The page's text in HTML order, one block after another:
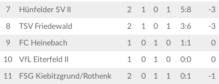
7 Hünfelder SV II 2 1 0 1 5:8 -3
8 TSV Friedewald 2 1 0 1 3:6 -3
9 FC Heinebach 1 0 1 0 1:1 0
10 VfL Eiterfeld II 1 0 1 0 0:0 0
11 FSG Kiebitzgrund/Rothenk 2 0 1 1 0:1 -1